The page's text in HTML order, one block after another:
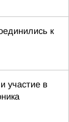
к
участие в